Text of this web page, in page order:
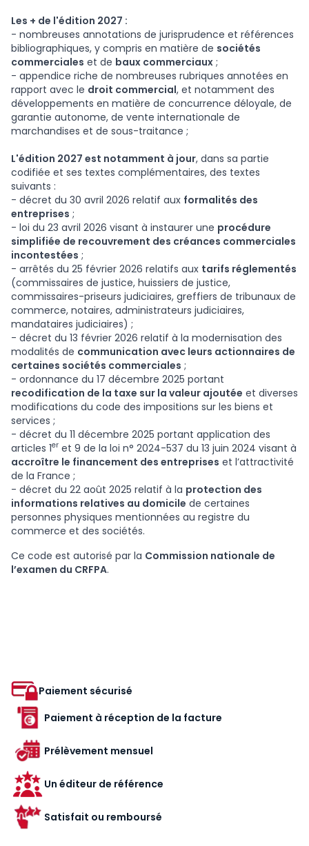
Les + de l'édition 2027 :
- nombreuses annotations de jurisprudence et références
bibliographiques, y compris en matière de sociétés
commerciales et de baux commerciaux ;
- appendice riche de nombreuses rubriques annotées en
rapport avec le droit commercial, et notamment des
développements en matière de concurrence déloyale, de
garantie autonome, de vente internationale de
marchandises et de sous-traitance ;
L'édition 2027 est notamment à jour, dans sa partie
codifiée et ses textes complémentaires, des textes
suivants :
- décret du 30 avril 2026 relatif aux formalités des
entreprises ;
- loi du 23 avril 2026 visant à instaurer une procédure
simplifiée de recouvrement des créances commerciales
incontestées ;
- arrêtés du 25 février 2026 relatifs aux tarifs réglementés
(commissaires de justice, huissiers de justice,
commissaires-priseurs judiciaires, greffiers de tribunaux de
commerce, notaires, administrateurs judiciaires,
mandataires judiciaires) ;
- décret du 13 février 2026 relatif à la modernisation des
modalités de communication avec leurs actionnaires de
certaines sociétés commerciales ;
- ordonnance du 17 décembre 2025 portant
recodification de la taxe sur la valeur ajoutée et diverses
modifications du code des impositions sur les biens et
services ;
- décret du 11 décembre 2025 portant application des
articles 1er et 9 de la loi n° 2024-537 du 13 juin 2024 visant à
accroître le financement des entreprises et l’attractivité
de la France ;
- décret du 22 août 2025 relatif à la protection des
informations relatives au domicile de certaines
personnes physiques mentionnées au registre du
commerce et des sociétés.
Ce code est autorisé par la Commission nationale de
l’examen du CRFPA.
Paiement sécurisé
Paiement à réception de la facture
Prélèvement mensuel
Un éditeur de référence
Satisfait ou remboursé